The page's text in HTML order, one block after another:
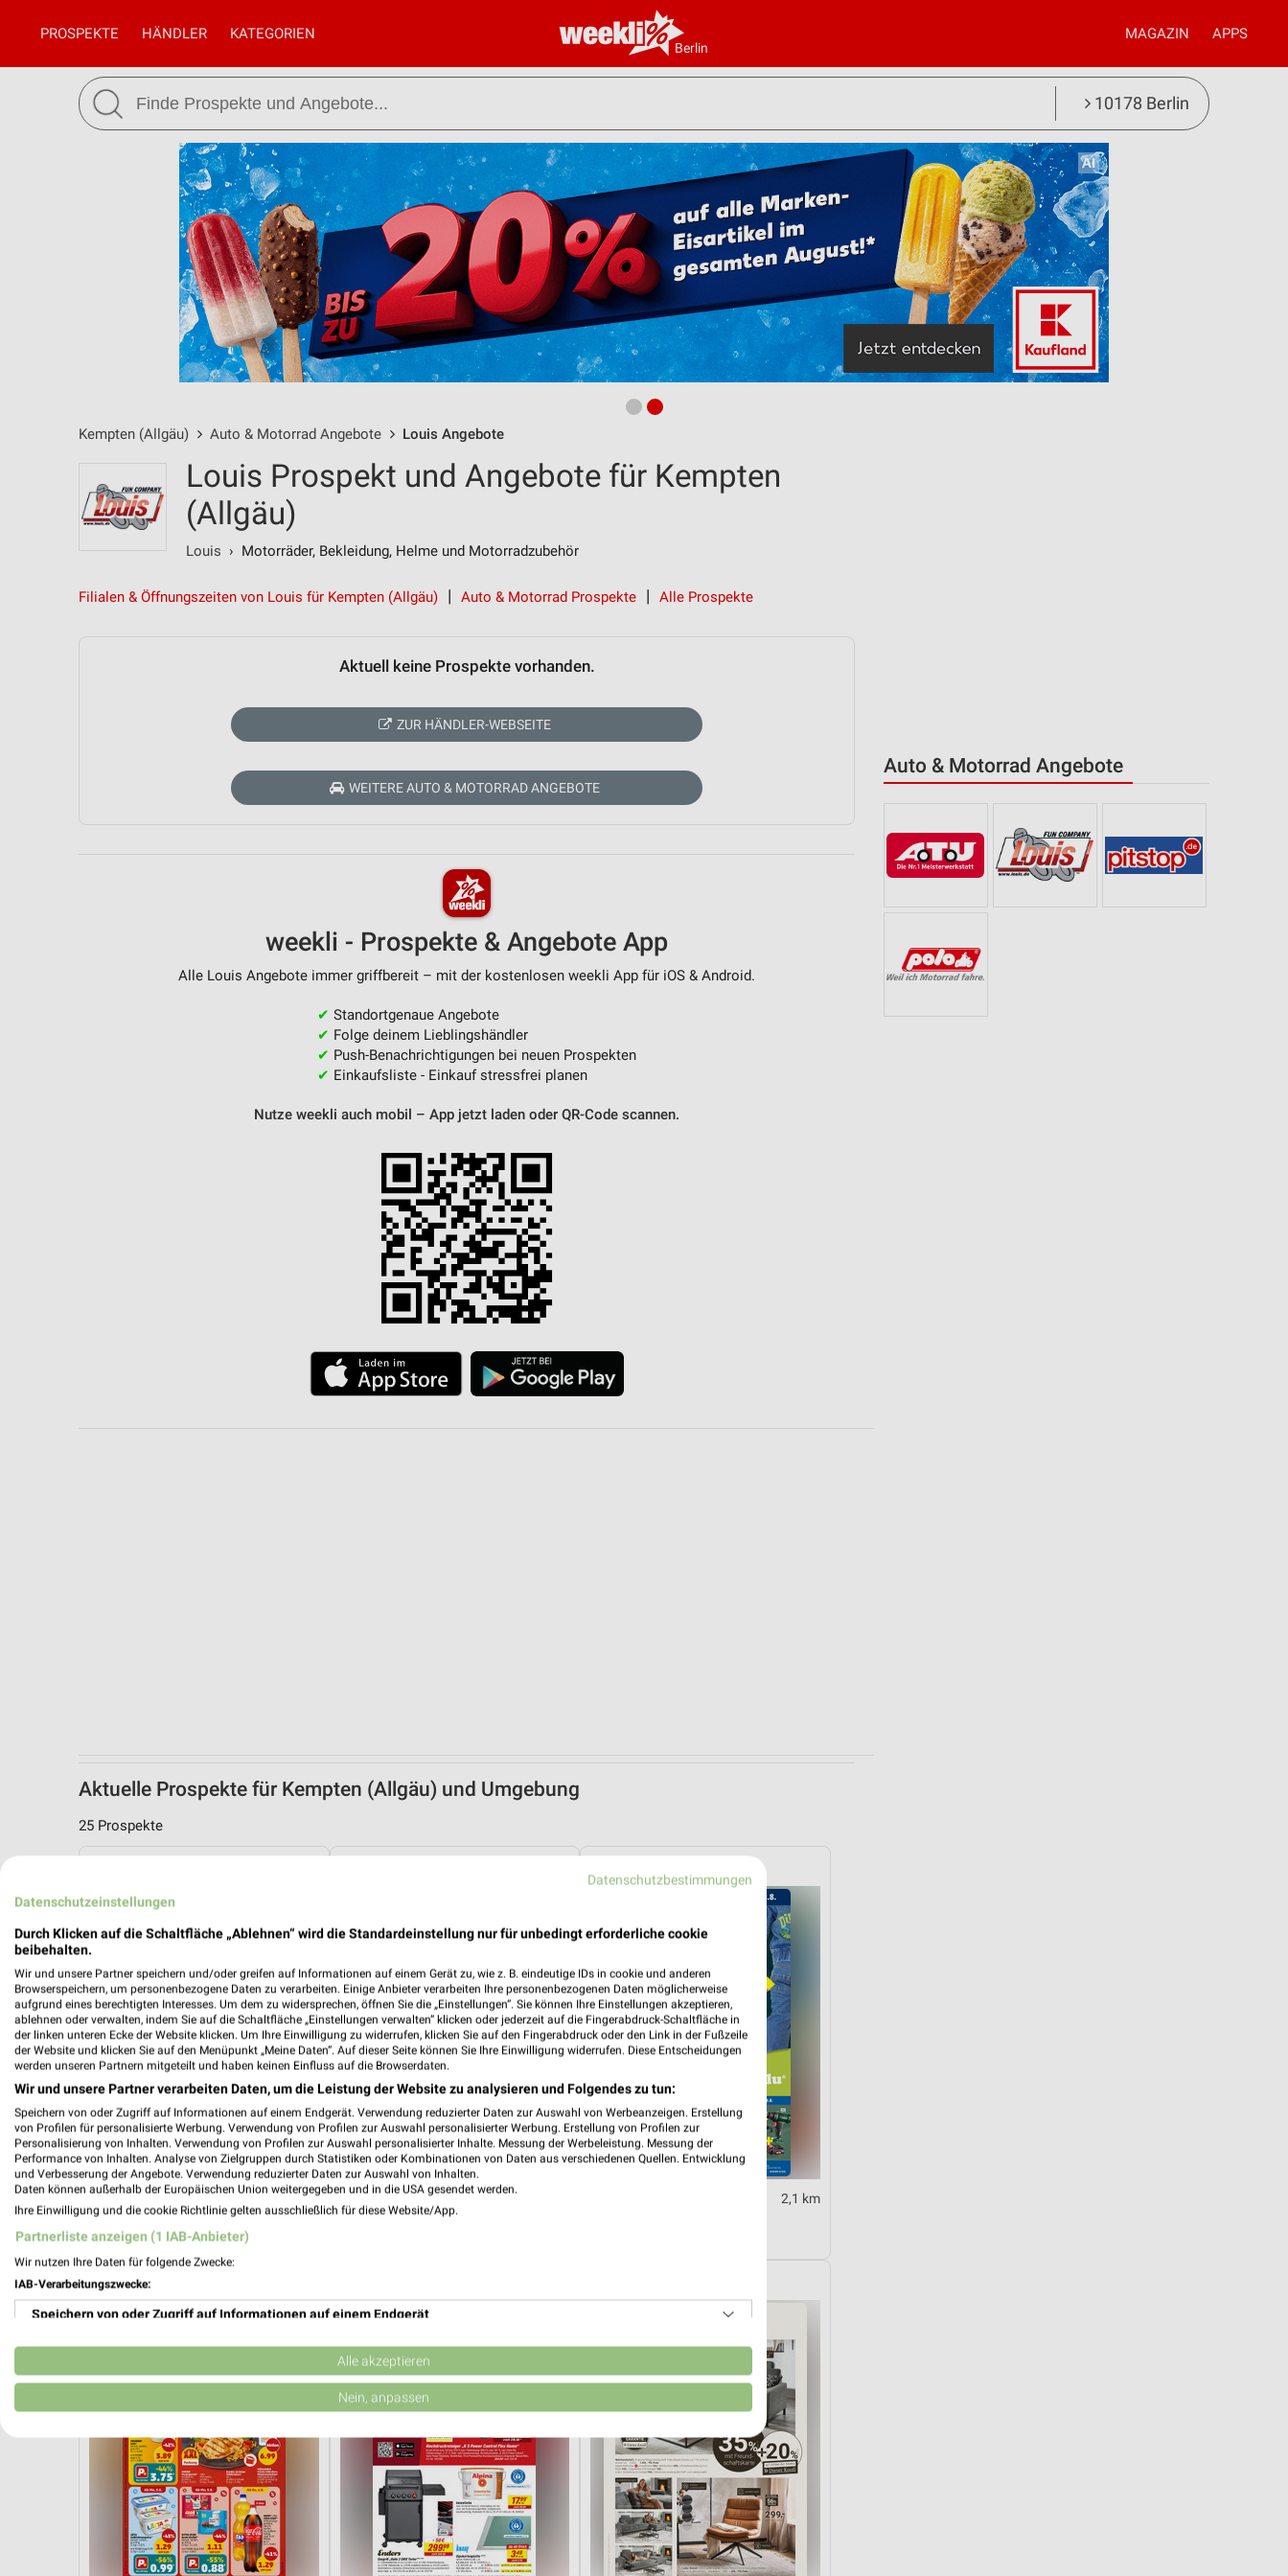
Berlin
PROSPEKTE HÄNDLER KATEGORIEN MAGAZIN APPS
10178 Berlin
Kempten (Allgäu) Auto & Motorrad Angebote Louis Angebote
Auto & Motorrad Angebote
Louis Prospekt und Angebote für Kempten
(Allgäu)
Louis › Motorräder, Bekleidung, Helme und Motorradzubehör
Filialen & Öffnungszeiten von Louis für Kempten (Allgäu) Auto & Motorrad Prospekte Alle Prospekte
Aktuell keine Prospekte vorhanden.
ZUR HÄNDLER-WEBSEITE
WEITERE AUTO & MOTORRAD ANGEBOTE
weekli - Prospekte & Angebote App
Alle Louis Angebote immer griffbereit – mit der kostenlosen weekli App für iOS & Android.
✔ Standortgenaue Angebote
✔ Folge deinem Lieblingshändler
✔ Push-Benachrichtigungen bei neuen Prospekten
✔ Einkaufsliste - Einkauf stressfrei planen
Nutze weekli auch mobil – App jetzt laden oder QR-Code scannen.
Aktuelle Prospekte für Kempten (Allgäu) und Umgebung
25 Prospekte
2,8 km
Sommer Knaller
Noch morgen gültig
Angebote ab 10.08.
2,1 km
PENNY
Datenschutzbestimmungen
Datenschutzeinstellungen
Durch Klicken auf die Schaltfläche „Ablehnen“ wird die Standardeinstellung nur für unbedingt erforderliche cookie
beibehalten.
Wir und unsere Partner speichern und/oder greifen auf Informationen auf einem Gerät zu, wie z. B. eindeutige IDs in cookie und anderen
Browserspeichern, um personenbezogene Daten zu verarbeiten. Einige Anbieter verarbeiten Ihre personenbezogenen Daten möglicherweise
aufgrund eines berechtigten Interesses. Um dem zu widersprechen, öffnen Sie die „Einstellungen“. Sie können Ihre Einstellungen akzeptieren,
ablehnen oder verwalten, indem Sie auf die Schaltfläche „Einstellungen verwalten“ klicken oder jederzeit auf die Fingerabdruck-Schaltfläche in
der linken unteren Ecke der Website klicken. Um Ihre Einwilligung zu widerrufen, klicken Sie auf den Fingerabdruck oder den Link in der Fußzeile
der Website und klicken Sie auf den Menüpunkt „Meine Daten“. Auf dieser Seite können Sie Ihre Einwilligung widerrufen. Diese Entscheidungen
werden unseren Partnern mitgeteilt und haben keinen Einfluss auf die Browserdaten.
Wir und unsere Partner verarbeiten Daten, um die Leistung der Website zu analysieren und Folgendes zu tun:
Speichern von oder Zugriff auf Informationen auf einem Endgerät. Verwendung reduzierter Daten zur Auswahl von Werbeanzeigen. Erstellung
von Profilen für personalisierte Werbung. Verwendung von Profilen zur Auswahl personalisierter Werbung. Erstellung von Profilen zur
Personalisierung von Inhalten. Verwendung von Profilen zur Auswahl personalisierter Inhalte. Messung der Werbeleistung. Messung der
Performance von Inhalten. Analyse von Zielgruppen durch Statistiken oder Kombinationen von Daten aus verschiedenen Quellen. Entwicklung
und Verbesserung der Angebote. Verwendung reduzierter Daten zur Auswahl von Inhalten.
Daten können außerhalb der Europäischen Union weitergegeben und in die USA gesendet werden.
Ihre Einwilligung und die cookie Richtlinie gelten ausschließlich für diese Website/App.
Partnerliste anzeigen (1 IAB-Anbieter)
Wir nutzen Ihre Daten für folgende Zwecke:
IAB-Verarbeitungszwecke:
Speichern von oder Zugriff auf Informationen auf einem Endgerät
Verwendung reduzierter Daten zur Auswahl von Werbeanzeigen
Erstellung von Profilen für personalisierte Werbung
Erstellung von Profilen zur Personalisierung von Inhalten
Verwendung von Profilen zur Auswahl personalisierter Inhalte
Messung der Werbeleistung
Alle akzeptieren
Nein, anpassen